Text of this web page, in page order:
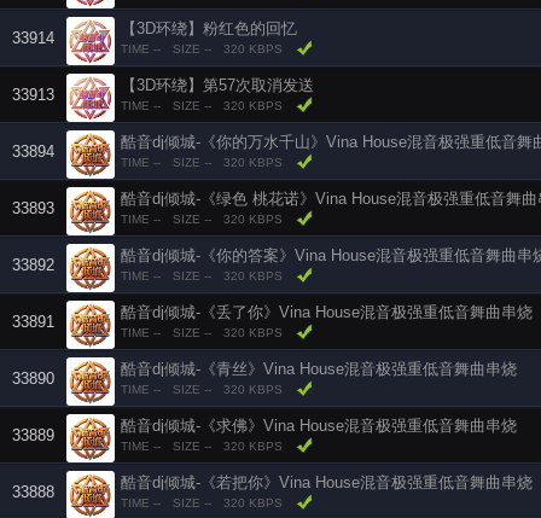
33914
【3D环绕】粉红色的回忆
TIME -- SIZE -- 320 KBPS
33913
【3D环绕】第57次取消发送
TIME -- SIZE -- 320 KBPS
33894
酷音dj倾城-《你的万水千山》Vina House混音极强重低音舞
TIME -- SIZE -- 320 KBPS
33893
酷音dj倾城-《绿色 桃花诺》Vina House混音极强重低音舞曲
TIME -- SIZE -- 320 KBPS
33892
酷音dj倾城-《你的答案》Vina House混音极强重低音舞曲串
TIME -- SIZE -- 320 KBPS
33891
酷音dj倾城-《丢了你》Vina House混音极强重低音舞曲串烧
TIME -- SIZE -- 320 KBPS
33890
酷音dj倾城-《青丝》Vina House混音极强重低音舞曲串烧
TIME -- SIZE -- 320 KBPS
33889
酷音dj倾城-《求佛》Vina House混音极强重低音舞曲串烧
TIME -- SIZE -- 320 KBPS
33888
酷音dj倾城-《若把你》Vina House混音极强重低音舞曲串烧
TIME -- SIZE -- 320 KBPS